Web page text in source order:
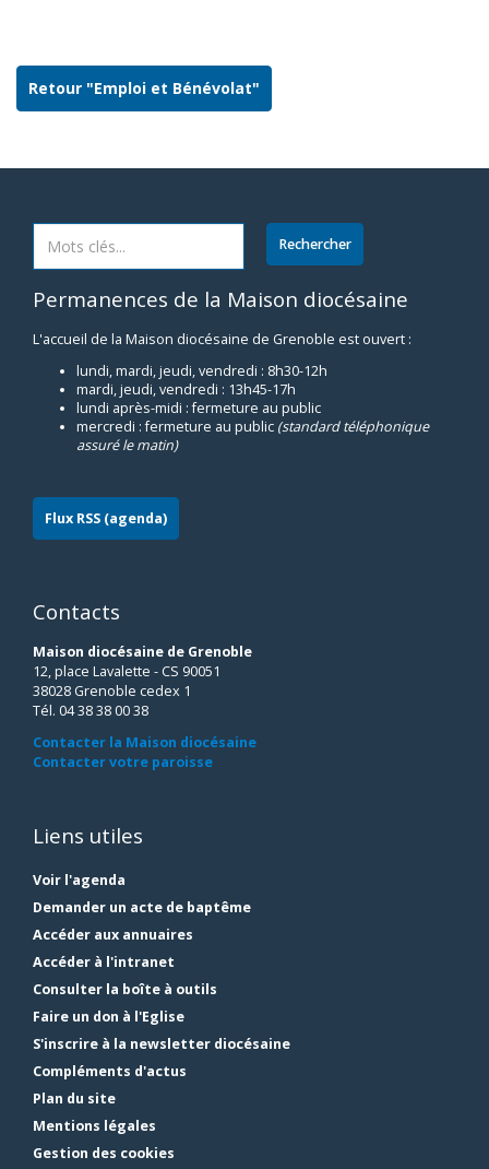
Retour "Emploi et Bénévolat"
Permanences de la Maison diocésaine
L'accueil de la Maison diocésaine de Grenoble est ouvert :
lundi, mardi, jeudi, vendredi : 8h30-12h
mardi, jeudi, vendredi : 13h45-17h
lundi après-midi : fermeture au public
mercredi : fermeture au public (standard téléphonique
assuré le matin)
Flux RSS (agenda)
Contacts
Maison diocésaine de Grenoble
12, place Lavalette - CS 90051
38028 Grenoble cedex 1
Tél. 04 38 38 00 38
Contacter la Maison diocésaine
Contacter votre paroisse
Liens utiles
Voir l'agenda
Demander un acte de baptême
Accéder aux annuaires
Accéder à l'intranet
Consulter la boîte à outils
Faire un don à l'Eglise
S'inscrire à la newsletter diocésaine
Compléments d'actus
Plan du site
Mentions légales
Gestion des cookies